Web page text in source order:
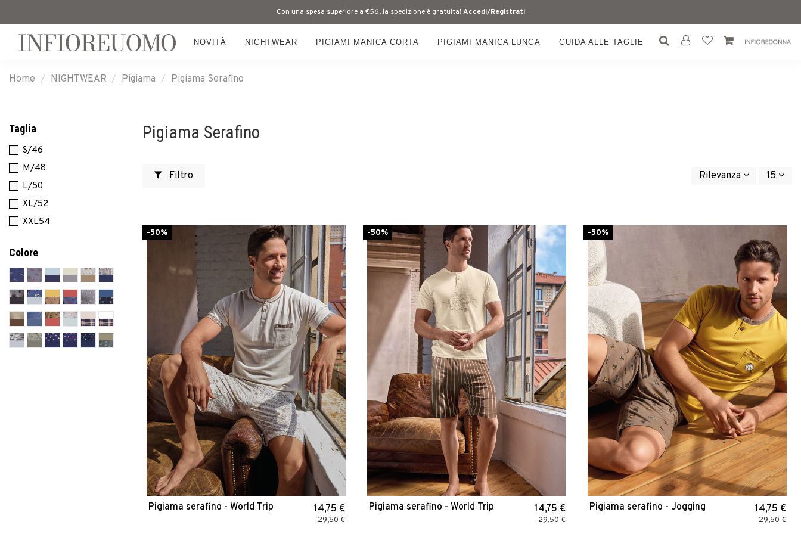
Con una spesa superiore a €56, la spedizione è gratuita! Accedi/Registrati
NOVITÀ NIGHTWEAR PIGIAMI MANICA CORTA PIGIAMI MANICA LUNGA GUIDA ALLE TAGLIE
Home NIGHTWEAR Pigiama Pigiama Serafino
Pigiama Serafino
Filtro Rilevanza 15
-50%
Pigiama serafino - World Trip 14,75 €
29,50 €
-50%
Pigiama serafino - World Trip 14,75 €
29,50 €
-50%
Pigiama serafino - Jogging 14,75 €
29,50 €
Taglia
S/46
M/48
L/50
XL/52
XXL54
Colore